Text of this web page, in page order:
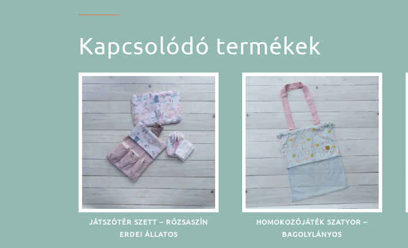
Kapcsolódó termékek
JÁTSZÓTÉR SZETT – RÓZSASZÍN
ERDEI ÁLLATOS
HOMOKOZÓJÁTÉK SZATYOR –
BAGOLYLÁNYOS